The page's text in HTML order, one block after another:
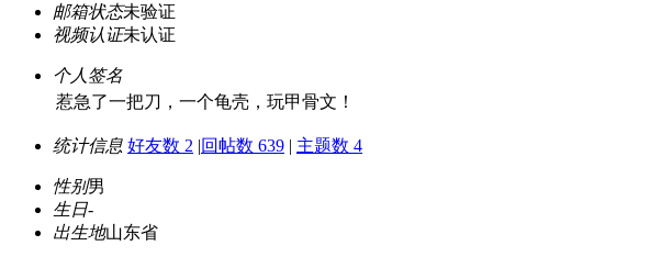
邮箱状态未验证
视频认证未认证
个人签名
惹急了一把刀，一个龟壳，玩甲骨文！
统计信息 好友数 2 |回帖数 639 | 主题数 4
性别男
生日-
出生地山东省